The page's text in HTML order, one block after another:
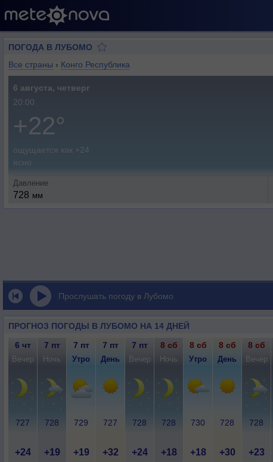
ПОГОДА В ЛУБОМО
Все страны › Конго Республика
6 августа, четверг
20:00
+22°
ощущается как +24
ясно
Давление
728 мм
Прослушать погоду в Лубомо
ПРОГНОЗ ПОГОДЫ В ЛУБОМО НА 14 ДНЕЙ
6 чт 7 пт 7 пт 7 пт 7 пт 8 сб 8 сб 8 сб 8 сб
Вечер Ночь Утро День Вечер Ночь Утро День Вечер
727 728 729 727 728 728 730 728 728
+24 +19 +19 +32 +24 +18 +18 +30 +23